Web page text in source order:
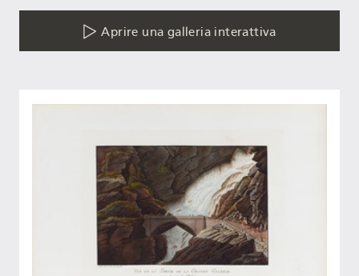
Aprire una galleria interattiva